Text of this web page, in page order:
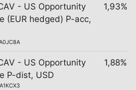
- US Opportunity
(EUR hedged) P-acc,
1,93%
- US Opportunity
P-dist, USD
A1KCX3
1,88%